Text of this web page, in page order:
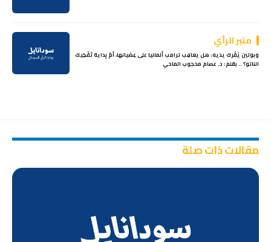
منبر الرأي
وبوتين يَفْرك يديه: هل يعاقِب ترامب ألمانيا على عِصْيانها، أمْ بِداية تَفْكِيك
الناتو؟ .. بقلم: د. عصام محجوب الماحي
مقالات ذات صلة